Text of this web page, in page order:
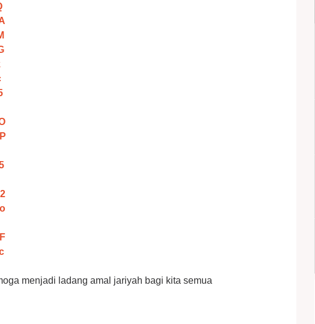
menjadi ladang amal jariyah bagi kita semua